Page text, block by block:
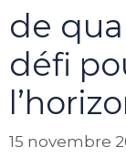
de
défi
15 novembre